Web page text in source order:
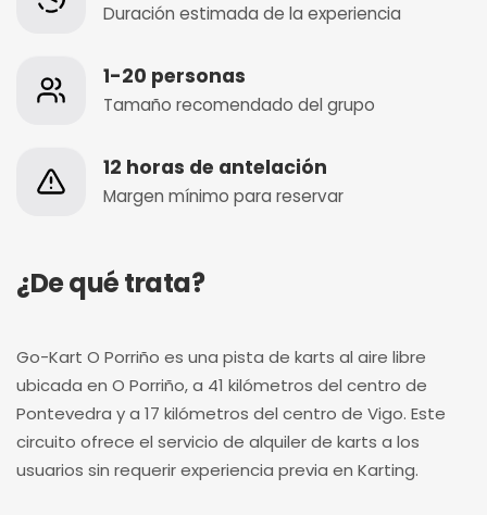
Duración estimada de la experiencia
1-20 personas
Tamaño recomendado del grupo
12 horas de antelación
Margen mínimo para reservar
¿De qué trata?
Go-Kart O Porriño es una pista de karts al aire libre
ubicada en O Porriño, a 41 kilómetros del centro de
Pontevedra y a 17 kilómetros del centro de Vigo. Este
circuito ofrece el servicio de alquiler de karts a los
usuarios sin requerir experiencia previa en Karting.